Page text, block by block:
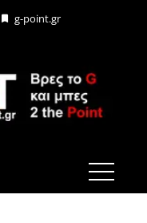
g-point.gr